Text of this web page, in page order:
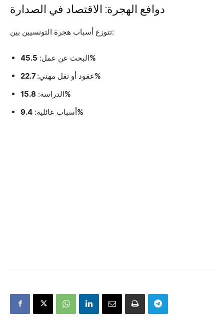
دوافع الهجرة: الاقتصاد في الصدارة
تتوزع أسباب هجرة التونسيين بين:
البحث عن عمل:45.5%
عقود أو نقل مهني:22.7%
الدراسة:15.8%
أسباب عائلية:9.4%